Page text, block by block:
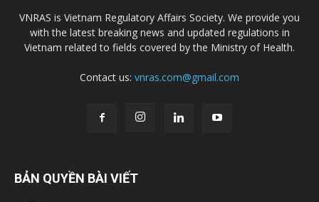
VNRAS is Vietnam Regulatory Affairs Society. We provide you
with the latest breaking news and updated regulations in
Vietnam related to fields covered by the Ministry of Health.
Contact us: vnras.com@gmail.com
BẢN QUYỀN BÀI VIẾT